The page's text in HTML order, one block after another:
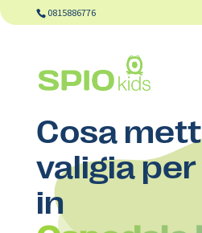
0815886776
Cosa
valigia
in